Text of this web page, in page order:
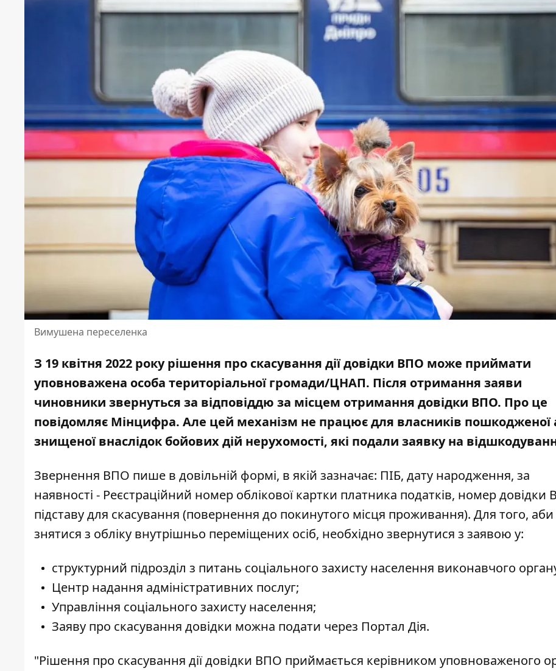
Вимушена переселенка
З 19 квітня 2022 року рішення про скасування дії довідки ВПО може приймати
уповноважена особа територіальної громади/ЦНАП. Після отримання заяви
чиновники звернуться за відповіддю за місцем отримання довідки ВПО. Про це
повідомляє Мінцифра. Але цей механізм не працює для власників пошкодженої
знищеної внаслідок бойових дій нерухомості, які подали заявку на
Звернення ВПО пише в довільній формі, в якій зазначає: ПІБ, дату народження, за
наявності - Реєстраційний номер облікової картки платника податків, номер довідки
підставу для скасування (повернення до покинутого місця проживання). Для того, аби
знятися з обліку внутрішньо переміщених осіб, необхідно звернутися з заявою у:
структурний підрозділ з питань соціального захисту населення виконавчого
Центр надання адміністративних послуг;
Управління соціального захисту населення;
Заяву про скасування довідки можна подати через Портал Дія.
"Рішення про скасування дії довідки ВПО приймається керівником уповноваженого